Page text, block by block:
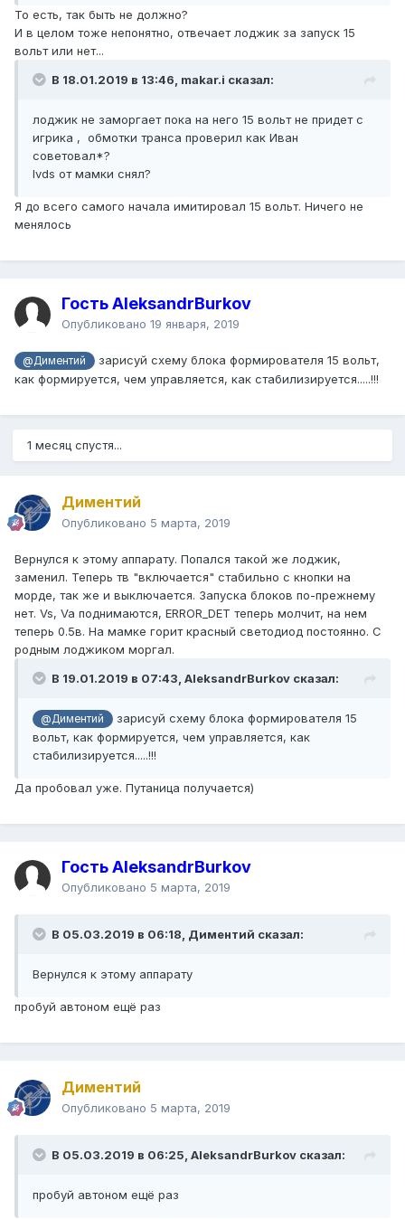
То есть, так быть не должно?
И в целом тоже непонятно, отвечает лоджик за запуск 15
вольт или нет...
В 18.01.2019 в 13:46, makar.i сказал:
лоджик не заморгает пока на него 15 вольт не придет с
игрика , обмотки транса проверил как Иван
советовал*?
lvds от мамки снял?
Я до всего самого начала имитировал 15 вольт. Ничего не
менялось
Гость AleksandrBurkov
Опубликовано 19 января, 2019
@Диментий
зарисуй схему блока формирователя 15 вольт,
как формируется, чем управляется, как стабилизируется.....!!!
1 месяц спустя...
Диментий
Опубликовано 5 марта, 2019
Вернулся к этому аппарату. Попался такой же лоджик,
заменил. Теперь тв "включается" стабильно с кнопки на
морде, так же и выключается. Запуска блоков по-прежнему
нет. Vs, Va поднимаются, ERROR_DET теперь молчит, на нем
теперь 0.5в. На мамке горит красный светодиод постоянно. С
родным лоджиком моргал.
В 19.01.2019 в 07:43, AleksandrBurkov сказал:
@Диментий
зарисуй схему блока формирователя 15
вольт, как формируется, чем управляется, как
стабилизируется.....!!!
Да пробовал уже. Путаница получается)
Гость AleksandrBurkov
Опубликовано 5 марта, 2019
В 05.03.2019 в 06:18, Диментий сказал:
Вернулся к этому аппарату
пробуй автоном ещё раз
Диментий
Опубликовано 5 марта, 2019
В 05.03.2019 в 06:25, AleksandrBurkov сказал:
пробуй автоном ещё раз